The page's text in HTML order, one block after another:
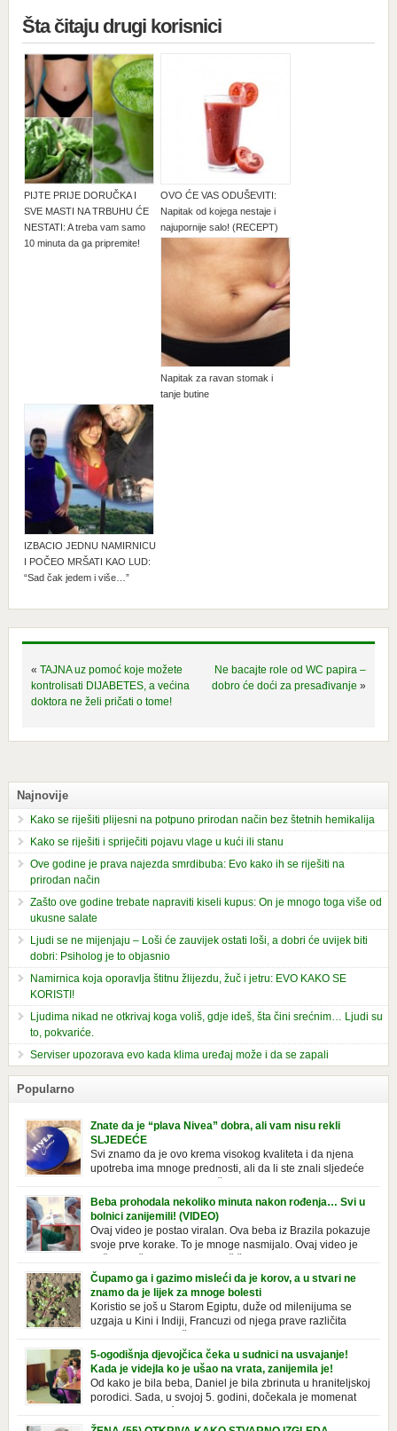
Šta čitaju drugi korisnici
PIJTE PRIJE DORUČKA I
SVE MASTI NA TRBUHU ĆE
NESTATI: A treba vam samo
10 minuta da ga pripremite!
OVO ĆE VAS ODUŠEVITI:
Napitak od kojega nestaje i
najupornije salo! (RECEPT)
Napitak za ravan stomak i
tanje butine
IZBACIO JEDNU NAMIRNICU
I POČEO MRŠATI KAO LUD:
“Sad čak jedem i više…”
« TAJNA uz pomoć koje možete
kontrolisati DIJABETES, a većina
doktora ne želi pričati o tome!
Ne bacajte role od WC papira –
dobro će doći za presađivanje »
Najnovije
Kako se riješiti plijesni na potpuno prirodan način bez štetnih hemikalija
Kako se riješiti i spriječiti pojavu vlage u kući ili stanu
Ove godine je prava najezda smrdibuba: Evo kako ih se riješiti na
prirodan način
Zašto ove godine trebate napraviti kiseli kupus: On je mnogo toga više od
ukusne salate
Ljudi se ne mijenjaju – Loši će zauvijek ostati loši, a dobri će uvijek biti
dobri: Psiholog je to objasnio
Namirnica koja oporavlja štitnu žlijezdu, žuč i jetru: EVO KAKO SE
KORISTI!
Ljudima nikad ne otkrivaj koga voliš, gdje ideš, šta čini srećnim… Ljudi su
to, pokvariće.
Serviser upozorava evo kada klima uređaj može i da se zapali
Popularno
Znate da je “plava Nivea” dobra, ali vam nisu rekli
SLJEDEĆE
Svi znamo da je ovo krema visokog kvaliteta i da njena
upotreba ima mnoge prednosti, ali da li ste znali sljedeće
o njoj. Nivea krema u klasičnoj, plavoj kutiji,
prepoznatljivog mirisa i jednostavne formule, jeste nezamenljiv inventar
u kupatilima i muškaraca i žena. Mnogi ljudi se ne odvajaju od nje, pa je
čak nose sa […]
Beba prohodala nekoliko minuta nakon rođenja… Svi u
bolnici zanijemili! (VIDEO)
Ovaj video je postao viralan. Ova beba iz Brazila pokazuje
svoje prve korake. To je mnoge nasmijalo. Ovaj video je
baš neobičan. Ne viđamo baš često ovakve korake kod
novorođenih beba. Video je snimila babica, pregledalo ga je preko 80
miliona ljudi. Ove babice su ostale u čudu nakon što su vidjeli kako
beba želi […]
Čupamo ga i gazimo misleći da je korov, a u stvari ne
znamo da je lijek za mnoge bolesti
Koristio se još u Starom Egiptu, duže od milenijuma se
uzgaja u Kini i Indiji, Francuzi od njega prave različita
čupamo ga i bacamo kao korov! Tušt je jednogodišnji, ali vrlo uporan
“korov” koji, ka­da nam se jednom nastani u bašti ili dvorištu, teško ga se
5-ogodišnja djevojčica čeka u sudnici na usvajanje!
Kada je videjla ko je ušao na vrata, zanijemila je!
Od kako je bila beba, Daniel je bila zbrinuta u hraniteljskoj
porodici. Sada, u svojoj 5. godini, dočekala je momenat
je bio veoma poseban za djevojčicu i njenu novu porodicu, ali je uskoro